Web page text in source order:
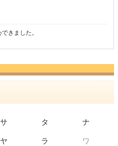
きました。
サ タ ナ
ヤ ラ ワ